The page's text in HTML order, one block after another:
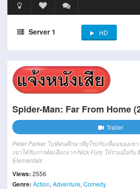
Server 1 HD
Spider-Man: Far From Home
Trailer
Peter Parker ไปทัศนศึกษาที่ยุโรปกับเพื่อนของเข
เขาได้รับการคัดเลือกจาก Nick Fury ให้ร่วมมือกับ
Elementals
Views: 2556
Genre: Action, Adventure, Comedy